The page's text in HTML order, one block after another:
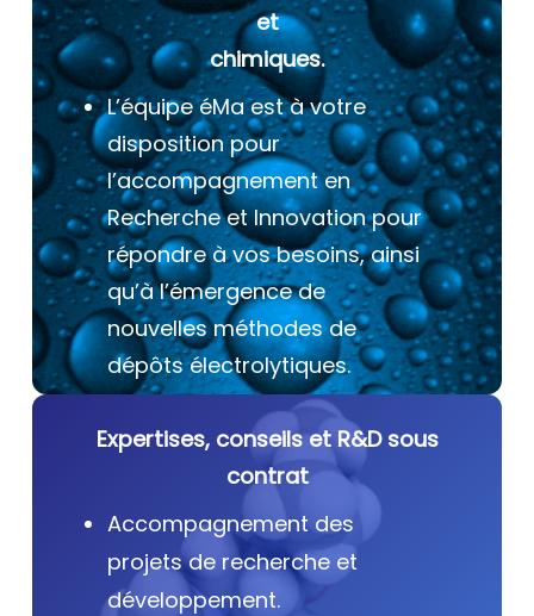
et
chimiques.
L’équipe éMa est à votre
disposition pour
l’accompagnement en
Recherche et Innovation pour
répondre à vos besoins, ainsi
qu’à l’émergence de
nouvelles méthodes de
dépôts électrolytiques.
Expertises, conseils et R&D sous
contrat
Accompagnement des
projets de recherche et
développement.